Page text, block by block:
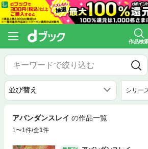
作品検
シリー
アバンダンスレイ の作品一覧
1〜1件/全1件